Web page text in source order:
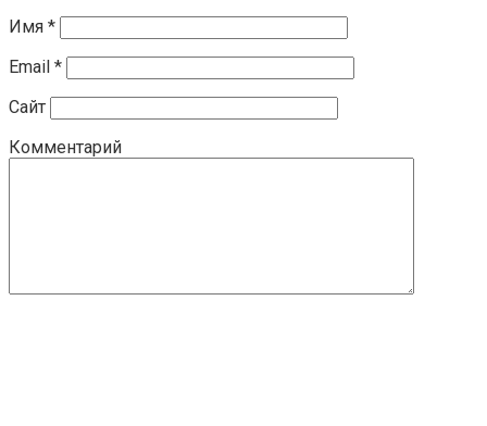
Имя *
Email *
Сайт
Комментарий